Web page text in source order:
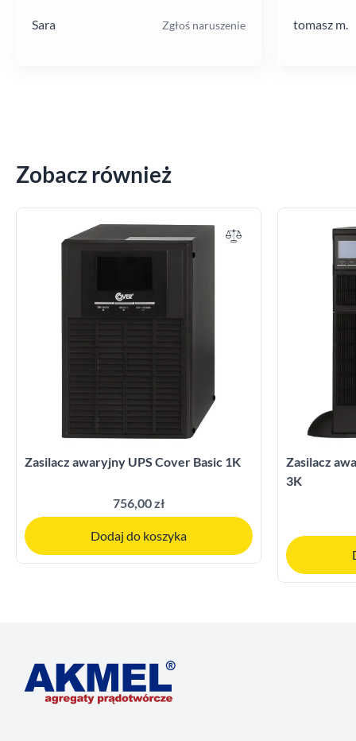
Sara Zgłoś naruszenie
tomasz m.
Zobacz również
Zasilacz awaryjny UPS Cover Basic 1K
756,00 zł
Dodaj do koszyka
Zasilacz
3K